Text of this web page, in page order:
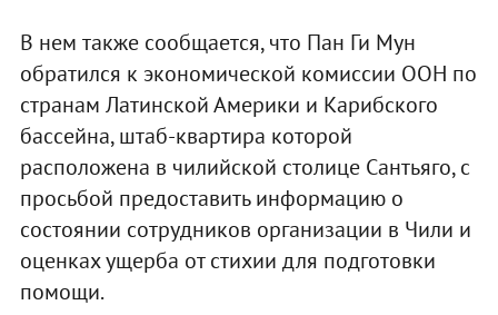
В нем также сообщается, что Пан Ги Мун
обратился к экономической комиссии ООН по
странам Латинской Америки и Карибского
бассейна, штаб-квартира которой
расположена в чилийской столице Сантьяго, с
просьбой предоставить информацию о
состоянии сотрудников организации в Чили и
оценках ущерба от стихии для подготовки
помощи.